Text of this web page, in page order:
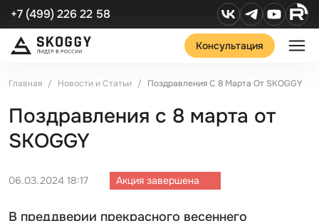
+7 (499) 226 22 58
Консультация
Главная Новости и Статьи Поздравления С 8 Марта От SKOGGY
Поздравления с 8 марта от
SKOGGY
06.03.2024 18:17 Акция завершена
В преддверии прекрасного весеннего